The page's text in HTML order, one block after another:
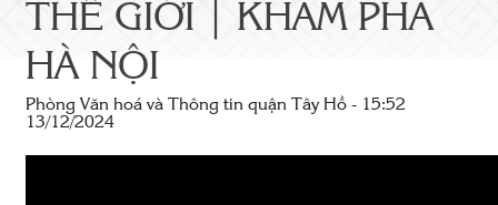
THẾ GIỚI | KHÁM PHÁ
HÀ NỘI
Phòng Văn hoá và Thông tin quận Tây Hồ - 15:52
13/12/2024